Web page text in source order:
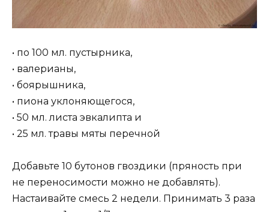
• по 100 мл. пустырника,
• валерианы,
• боярышника,
• пиона уклоняющегося,
• 50 мл. листа эвкалипта и
• 25 мл. травы мяты перечной
Добавьте 10 бутонов гвоздики (пряность при
не переносимости можно не добавлять).
Настаивайте смесь 2 недели. Принимать 3 раза